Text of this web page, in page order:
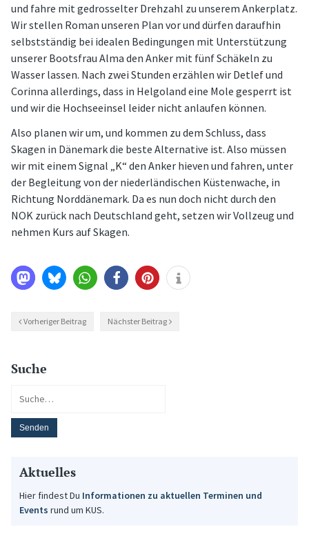
und fahre mit gedrosselter Drehzahl zu unserem Ankerplatz.
Wir stellen Roman unseren Plan vor und dürfen daraufhin
selbstständig bei idealen Bedingungen mit Unterstützung
unserer Bootsfrau Alma den Anker mit fünf Schäkeln zu
Wasser lassen. Nach zwei Stunden erzählen wir Detlef und
Corinna allerdings, dass in Helgoland eine Mole gesperrt ist
und wir die Hochseeinsel leider nicht anlaufen können.
Also planen wir um, und kommen zu dem Schluss, dass
Skagen in Dänemark die beste Alternative ist. Also müssen
wir mit einem Signal „K“ den Anker hieven und fahren, unter
der Begleitung von der niederländischen Küstenwache, in
Richtung Norddänemark. Da es nun doch nicht durch den
NOK zurück nach Deutschland geht, setzen wir Vollzeug und
nehmen Kurs auf Skagen.
Vorheriger Beitrag Nächster Beitrag
Suche
Aktuelles
Hier findest Du Informationen zu aktuellen Terminen und
Events rund um KUS.